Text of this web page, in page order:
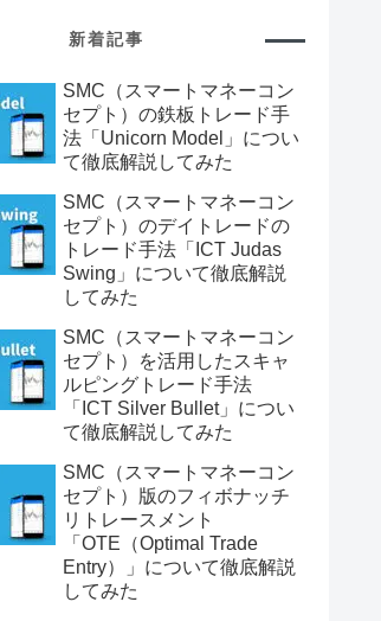
新着記事
SMC（スマートマネーコン
セプト）の鉄板トレード手
法「Unicorn Model」につい
て徹底解説してみた
SMC（スマートマネーコン
セプト）のデイトレードの
トレード手法「ICT Judas
Swing」について徹底解説
してみた
SMC（スマートマネーコン
セプト）を活用したスキャ
ルピングトレード手法
「ICT Silver Bullet」につい
て徹底解説してみた
SMC（スマートマネーコン
セプト）版のフィボナッチ
リトレースメント
「OTE（Optimal Trade
Entry）」について徹底解説
してみた